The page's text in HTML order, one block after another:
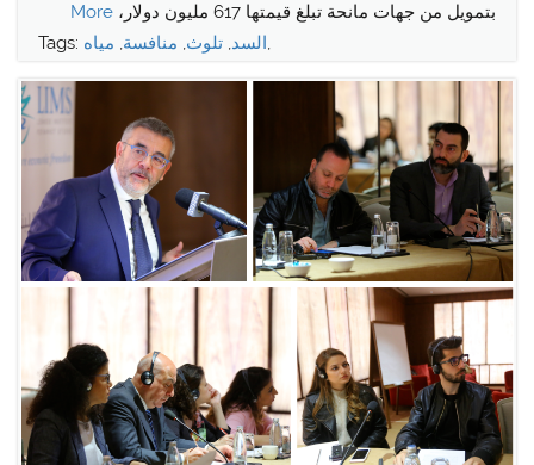
بتمويل من جهات مانحة تبلغ قيمتها 617 مليون دولار،
Tags:
السد, تلوث, منافسة, مياه ,